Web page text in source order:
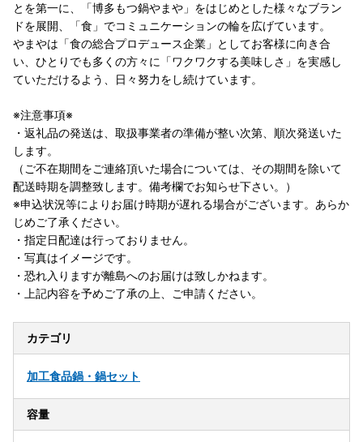
とを第一に、「博多もつ鍋やまや」をはじめとした様々なブラン
ドを展開、「食」でコミュニケーションの輪を広げています。
やまやは「食の総合プロデュース企業」としてお客様に向き合
い、ひとりでも多くの方々に「ワクワクする美味しさ」を実感し
ていただけるよう、日々努力をし続けています。
※注意事項※
・返礼品の発送は、取扱事業者の準備が整い次第、順次発送いた
します。
（ご不在期間をご連絡頂いた場合については、その期間を除いて
配送時期を調整致します。備考欄でお知らせ下さい。）
※申込状況等によりお届け時期が遅れる場合がございます。あらか
じめご了承ください。
・指定日配達は行っておりません。
・写真はイメージです。
・恐れ入りますが離島へのお届けは致しかねます。
・上記内容を予めご了承の上、ご申請ください。
カテゴリ
加工食品鍋・鍋セット
容量